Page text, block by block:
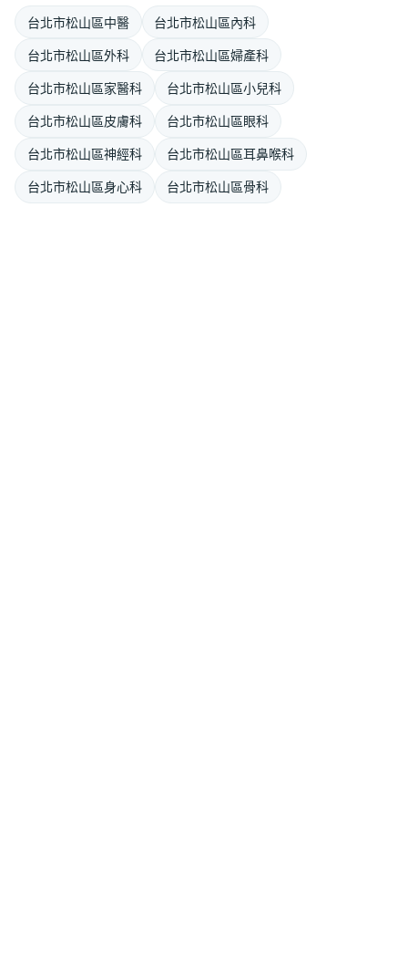
台北市松山區中醫 台北市松山區內科
台北市松山區外科 台北市松山區婦產科
台北市松山區家醫科 台北市松山區小兒科
台北市松山區皮膚科 台北市松山區眼科
台北市松山區神經科 台北市松山區耳鼻喉科
台北市松山區身心科 台北市松山區骨科